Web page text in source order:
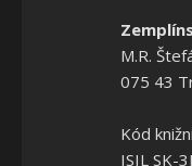
M.R.
075 43
Kód
ISIL SK-